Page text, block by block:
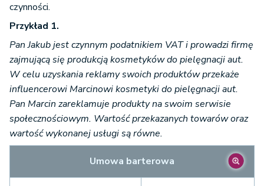
czynności.
Przykład 1.
Pan Jakub jest czynnym podatnikiem VAT i prowadzi firmę
zajmującą się produkcją kosmetyków do pielęgnacji aut.
W celu uzyskania reklamy swoich produktów przekaże
influencerowi Marcinowi kosmetyki do pielęgnacji aut.
Pan Marcin zareklamuje produkty na swoim serwisie
społecznościowym. Wartość przekazanych towarów oraz
wartość wykonanej usługi są równe.
Umowa barterowa